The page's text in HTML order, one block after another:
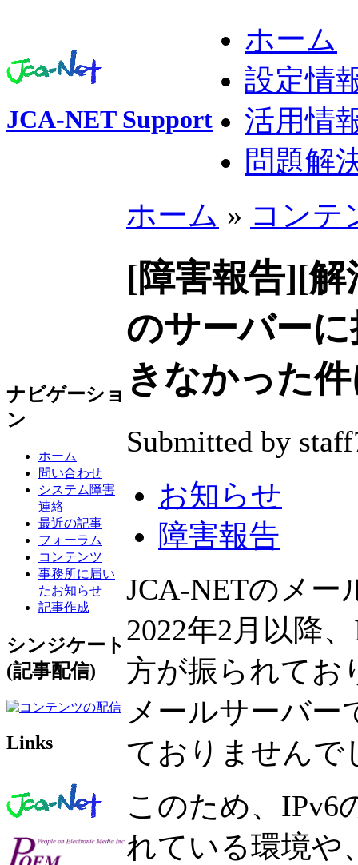
JCA-NET Support
ホーム
設定情
活用情
問題解
ナビゲーショ
ン
ホーム
問い合わせ
システム障害
連絡
最近の記事
フォーラム
コンテンツ
事務所に届い
たお知らせ
記事作成
シンジケート
(記事配信)
Links
ホーム » コンテ
[障害報告][
のサーバー
きなかった
Submitted by
お知らせ
障害報告
JCA-NETのメー
2022年2月以降
方が振られてお
メールサーバー
ておりませんで
このため、IPv6
れている環境や